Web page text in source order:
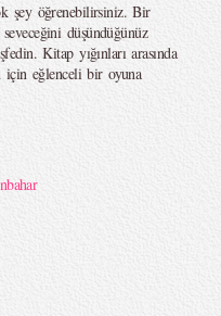
şey öğrenebilirsiniz. Bir
düşündüğünüz
Kitap yığınları arasında
için eğlenceli bir oyuna